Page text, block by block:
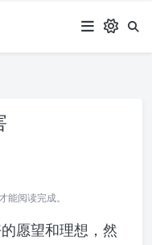
阅读完成。
愿望和理想，然